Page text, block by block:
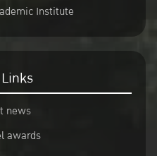
Institute
news
awards